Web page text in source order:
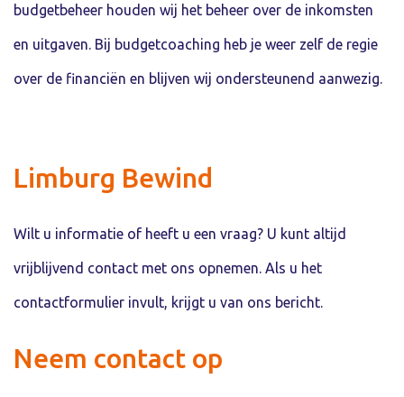
budgetbeheer houden wij het beheer over de inkomsten
en uitgaven. Bij budgetcoaching heb je weer zelf de regie
over de financiën en blijven wij ondersteunend aanwezig.
Limburg Bewind
Wilt u informatie of heeft u een vraag? U kunt altijd
vrijblijvend contact met ons opnemen. Als u het
contactformulier invult, krijgt u van ons bericht.
Neem contact op